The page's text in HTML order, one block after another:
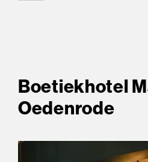
Boetiekhotel
Oedenrode